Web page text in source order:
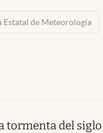
Estatal de Meteorología
tormenta del siglo